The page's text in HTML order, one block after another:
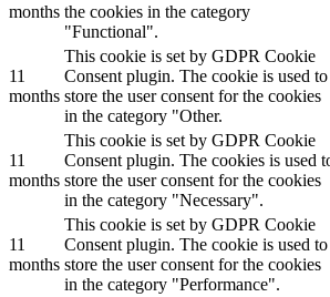
months the cookies in the category
"Functional".
11
months
This cookie is set by GDPR Cookie
Consent plugin. The cookie is used to
store the user consent for the cookies
in the category "Other.
11
months
This cookie is set by GDPR Cookie
Consent plugin. The cookies is used
store the user consent for the cookies
in the category "Necessary".
11
months
This cookie is set by GDPR Cookie
Consent plugin. The cookie is used to
store the user consent for the cookies
in the category "Performance".